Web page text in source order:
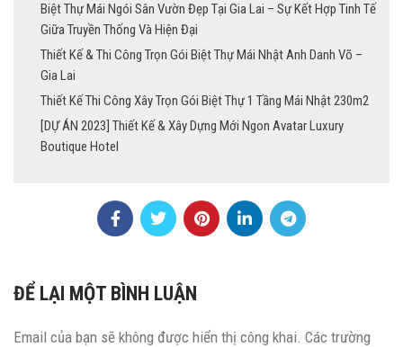
Biệt Thự Mái Ngói Sân Vườn Đẹp Tại Gia Lai – Sự Kết Hợp Tinh Tế
Giữa Truyền Thống Và Hiện Đại
Thiết Kế & Thi Công Trọn Gói Biệt Thự Mái Nhật Anh Danh Võ –
Gia Lai
Thiết Kế Thi Công Xây Trọn Gói Biệt Thự 1 Tầng Mái Nhật 230m2
[DỰ ÁN 2023] Thiết Kế & Xây Dựng Mới Ngon Avatar Luxury
Boutique Hotel
ĐỂ LẠI MỘT BÌNH LUẬN
Email của bạn sẽ không được hiển thị công khai. Các trường